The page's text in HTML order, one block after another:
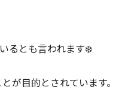
るとも言われます❄️
が目的とされています。